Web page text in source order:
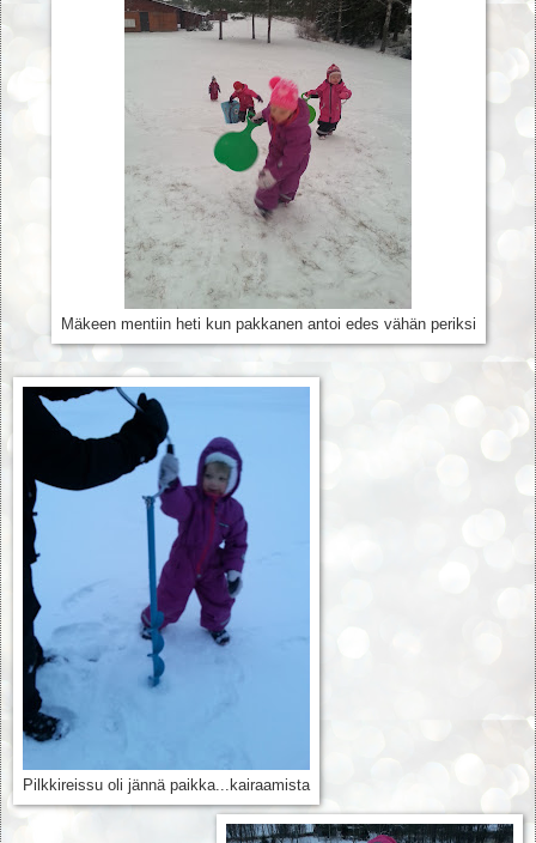
Mäkeen mentiin heti kun pakkanen antoi edes vähän periksi
Pilkkireissu oli jännä paikka...kairaamista